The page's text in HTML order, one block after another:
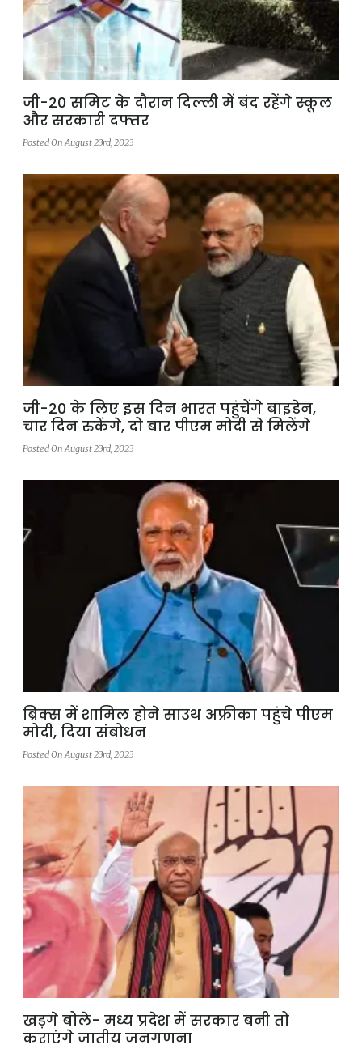
जी-20 समिट के दौरान दिल्ली में बंद रहेंगे स्कूल
और सरकारी दफ्तर
Posted On August 23rd, 2023
जी-20 के लिए इस दिन भारत पहुंचेंगे बाइडेन,
चार दिन रुकेंगे, दो बार पीएम मोदी से मिलेंगे
Posted On August 23rd, 2023
ब्रिक्स में शामिल होने साउथ अफ्रीका पहुंचे पीएम
मोदी, दिया संबोधन
Posted On August 23rd, 2023
खड़गे बोले- मध्य प्रदेश में सरकार बनी तो
कराएंगे जातीय जनगणना